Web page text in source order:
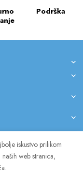
Podrška
pridržana.
iskustvo prilikom
web stranica,